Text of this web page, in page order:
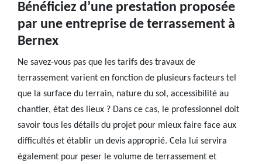
Bénéficiez d’une prestation proposée
par une entreprise de terrassement à
Bernex
Ne savez-vous pas que les tarifs des travaux de
terrassement varient en fonction de plusieurs facteurs tel
que la surface du terrain, nature du sol, accessibilité au
chantier, état des lieux ? Dans ce cas, le professionnel doit
savoir tous les détails du projet pour mieux faire face aux
difficultés et établir un devis approprié. Cela lui servira
également pour peser le volume de terrassement et